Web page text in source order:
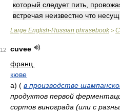
который следует пить,
встречая неизвестно что
Large English-Russian phrasebook >
12
cuvee
франц.
кюве
а) ( в производстве
продуктов первой
сортов винограда (или с